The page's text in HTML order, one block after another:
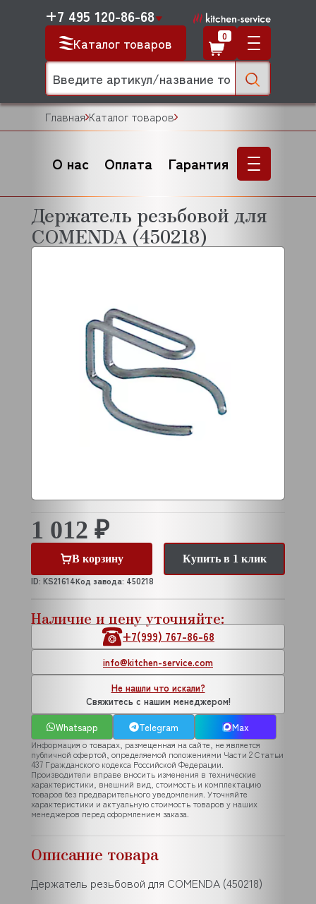
Каталог товаров
+7 495 120-86-68
0
Главная Каталог товаров
О нас Оплата Гарантия
Держатель резьбовой для
COMENDA (450218)
1 012 ₽
В корзину
Купить в 1 клик
ID: KS21614Код завода: 450218
Наличие и цену уточняйте:
+7(999) 767-86-68
info@kitchen-service.com
Не нашли что искали?
Свяжитесь с нашим менеджером!
Whatsapp
Telegram Max
Информация о товарах, размещенная на сайте, не является
публичной офертой, определяемой положениями Части 2 Статьи
437 Гражданского кодекса Российской Федерации.
Производители вправе вносить изменения в технические
характеристики, внешний вид, стоимость и комплектацию
товаров без предварительного уведомления. Уточняйте
характеристики и актуальную стоимость товаров у наших
менеджеров перед оформлением заказа.
Описание товара
Держатель резьбовой для COMENDA (450218)